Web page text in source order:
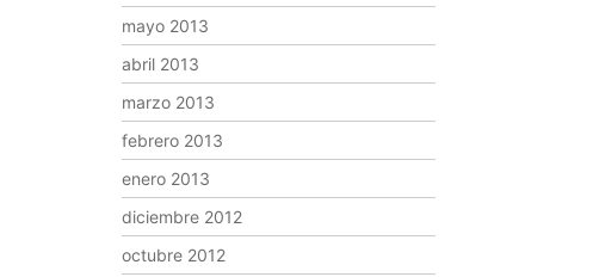
mayo 2013
abril 2013
marzo 2013
febrero 2013
enero 2013
diciembre 2012
octubre 2012